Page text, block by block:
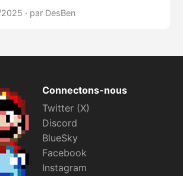
· par DesBen
Connectons-nous
Twitter (X)
Discord
BlueSky
Facebook
Instagram